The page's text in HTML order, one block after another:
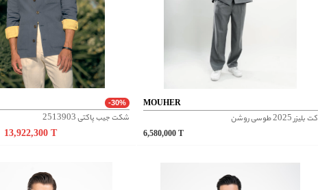
-30%
شکت جیب پاکتی 2513903
13,922,300T
MOUHER
کت بلیزر 2025 طوسی روشن
6,580,000 T